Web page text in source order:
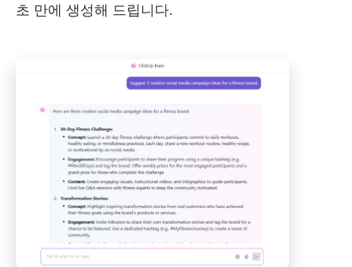
초 만에 생성해 드립니다.